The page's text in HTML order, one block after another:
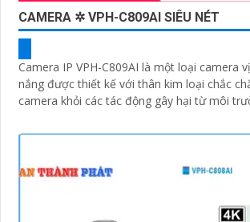
CAMERA ✲ VPH-C809AI SIÊU NÉT
Camera IP VPH-C809AI là một loại camera
nắng được thiết kế với thân kim loại chắc
camera khỏi các tác động gây hại từ môi